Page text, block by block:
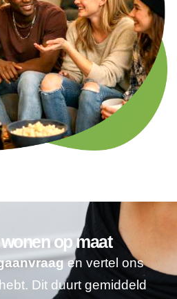
op maat
en vertel ons
Dit duurt gemiddeld